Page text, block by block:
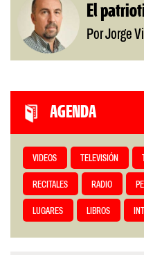
El
Por Jorge
AGENDA
VIDEOS TELEVISIÓN
RECITALES RADIO
LUGARES LIBROS